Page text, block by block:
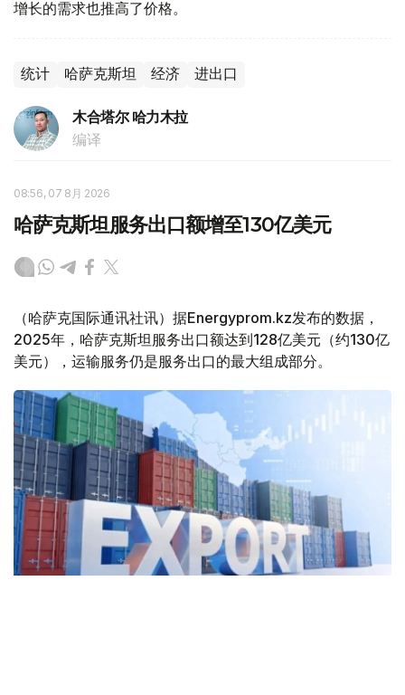
增长的需求也推高了价格。
统计 哈萨克斯坦 经济 进出口
木合塔尔 哈力木拉
编译
08:56, 07 8月 2026
哈萨克斯坦服务出口额增至130亿美元
（哈萨克国际通讯社讯）据Energyprom.kz发布的数据，
2025年，哈萨克斯坦服务出口额达到128亿美元（约130亿
美元），运输服务仍是服务出口的最大组成部分。